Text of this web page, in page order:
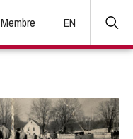
Membre EN